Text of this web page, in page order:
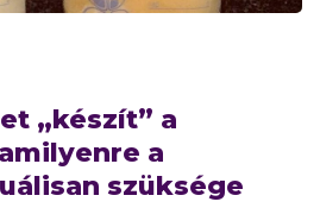
„készít” a
a
szüksége